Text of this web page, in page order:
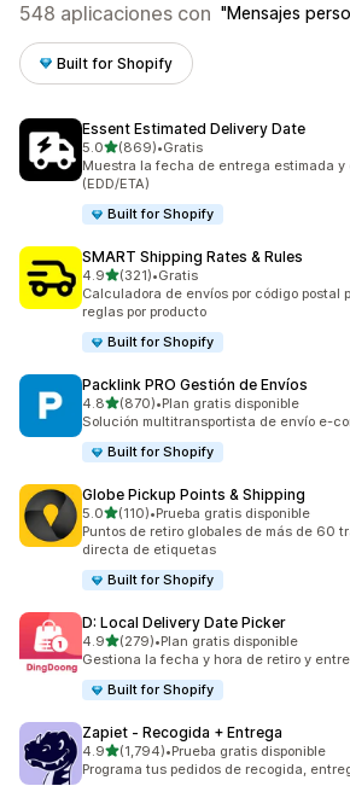
548 aplicaciones con Mensajes
Built for Shopify
Essent Estimated Delivery Date
5.0de 5 estrellas
(869)
869 reseñas en total
•Gratis
Muestra la fecha de entrega estimada y
(EDD/ETA)
Built for Shopify
SMART Shipping Rates & Rules
4.9de 5 estrellas
(321)
321 reseñas en total
•Gratis
Calculadora de envíos por código postal
reglas por producto
Built for Shopify
Packlink PRO Gestión de Envíos
4.8de 5 estrellas
(870)
870 reseñas en total
•Plan gratis disponible
Solución multitransportista de envío e-
Built for Shopify
Globe Pickup Points & Shipping
5.0de 5 estrellas
(110)
110 reseñas en total
•Prueba gratis disponible
Puntos de retiro globales de más de 60
directa de etiquetas
Built for Shopify
D: Local Delivery Date Picker
4.9de 5 estrellas
(279)
279 reseñas en total
•Plan gratis disponible
Gestiona la fecha y hora de retiro y
Built for Shopify
Zapiet ‑ Recogida + Entrega
4.9de 5 estrellas
(1,794)
1794 reseñas en total
•Prueba gratis disponible
Programa tus pedidos de recogida,